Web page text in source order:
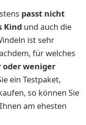
passt nicht
Kind und auch die
ist sehr
für welches
oder weniger
ein Testpaket,
so können Sie
am ehesten